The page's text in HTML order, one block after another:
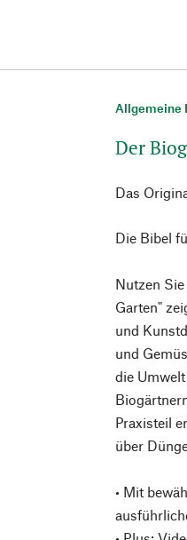
Allgemeine
Der
Das
Die Bibel
Nutzen
Garten"
und
und
die
Praxisteil
über
• Mit